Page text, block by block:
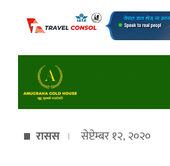
रासस सेप्टेम्बर १२, २०२०